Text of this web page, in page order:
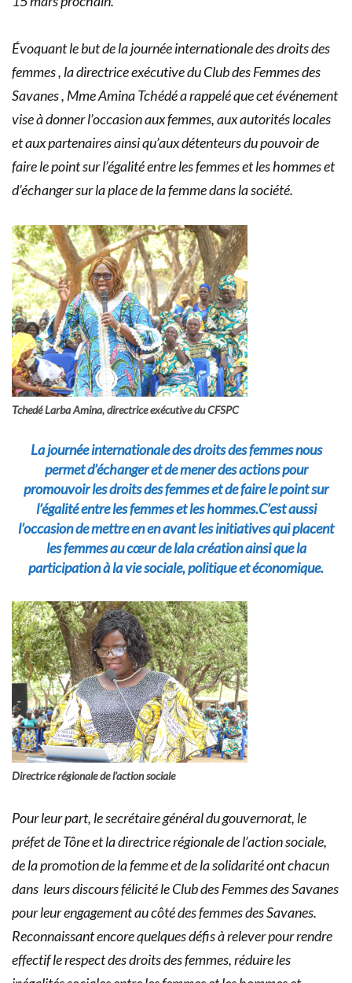
Évoquant le but de la journée internationale des droits des
femmes , la directrice exécutive du Club des Femmes des
Savanes , Mme Amina Tchédé a rappelé que cet événement
vise à donner l’occasion aux femmes, aux autorités locales
et aux partenaires ainsi qu’aux détenteurs du pouvoir de
faire le point sur l’égalité entre les femmes et les hommes et
d’échanger sur la place de la femme dans la société.
Tchedé Larba Amina, directrice exécutive du CFSPC
La journée internationale des droits des femmes nous
permet d’échanger et de mener des actions pour
promouvoir les droits des femmes et de faire le point sur
l’égalité entre les femmeset les hommes.C’est aussi
l’occasion de mettre en en avant les initiatives qui placent
les femmes au cœur de lala créationainsi que la
participation à la vie sociale, politique et économique.
Directrice régionale de l’action sociale
Pour leur part, le secrétaire général du gouvernorat, le
préfet de Tône et la directrice régionale de l’action sociale,
de la promotion de la femme et de la solidarité ont chacun
dans leurs discours félicité le Club des Femmes des Savanes
pour leur engagement au côté des femmes des Savanes.
Reconnaissant encore quelques défis à relever pour rendre
effectif le respect des droits des femmes, réduire les